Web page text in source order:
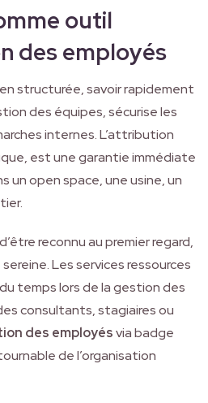
outil
des employés
structurée, savoir rapidement
des équipes, sécurise les
internes. L’attribution
est une garantie immédiate
un open space, une usine, un
reconnu au premier regard,
Les services ressources
temps lors de la gestion des
consultants, stagiaires ou
des employésvia badge
de l’organisation